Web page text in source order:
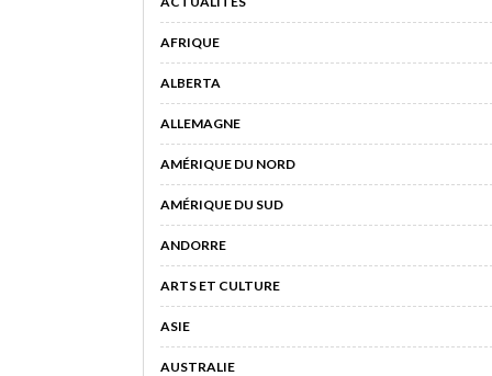
AFRIQUE
ALBERTA
ALLEMAGNE
AMÉRIQUE DU NORD
AMÉRIQUE DU SUD
ANDORRE
ARTS ET CULTURE
ASIE
AUSTRALIE